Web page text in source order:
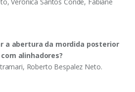
a abertura da mordida posterior
alinhadores?
Roberto Bespalez Neto.